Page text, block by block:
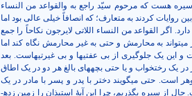
هست که مرحوم سیّد راجع به والقواعد من النساء
روایات کردند به متعارف؛ که انصافاً خیلی عالی بود اما
اگر القواعد من النساء اللاتی لایرجون نکاحاً را جمع
می­تواند به محارمش و حتی به غیر محارمش نگاه کند اما
یک جلوگیری از بی عفتیها و بی غیرتیهاست. بعد
یک رختخواب و یا حتی بچه­های بالغ هر دو در یک اطاق
است. حتی می­گویند دختر با پدر و پسر با مادر در یک
رختخواب نمی­شود. یا اطاق در بسته مختص به زن و شوهر است. حال از سیره بگذریم، چرا این آیۀ استیذان را زمین زده­